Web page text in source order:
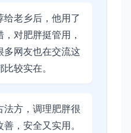
老乡后，他用了
对肥胖挺管用，
多网友也在交流这
较实在。
方，调理肥胖很
，安全又实用。